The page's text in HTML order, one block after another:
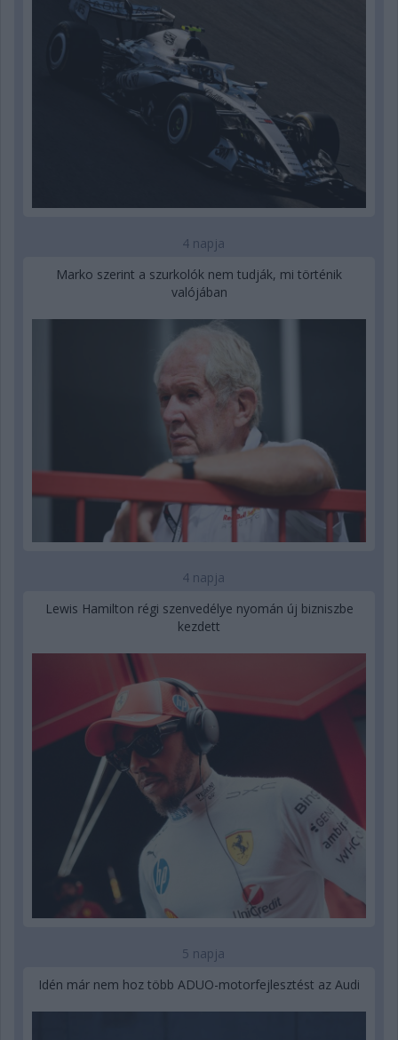
4 napja
Marko szerint a szurkolók nem tudják, mi történik
valójában
4 napja
Lewis Hamilton régi szenvedélye nyomán új bizniszbe
kezdett
5 napja
Idén már nem hoz több ADUO-motorfejlesztést az Audi